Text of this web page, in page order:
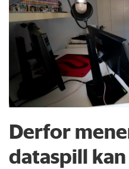
Derfor
dataspill